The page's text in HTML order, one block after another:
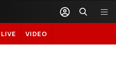
LIVE VIDEO